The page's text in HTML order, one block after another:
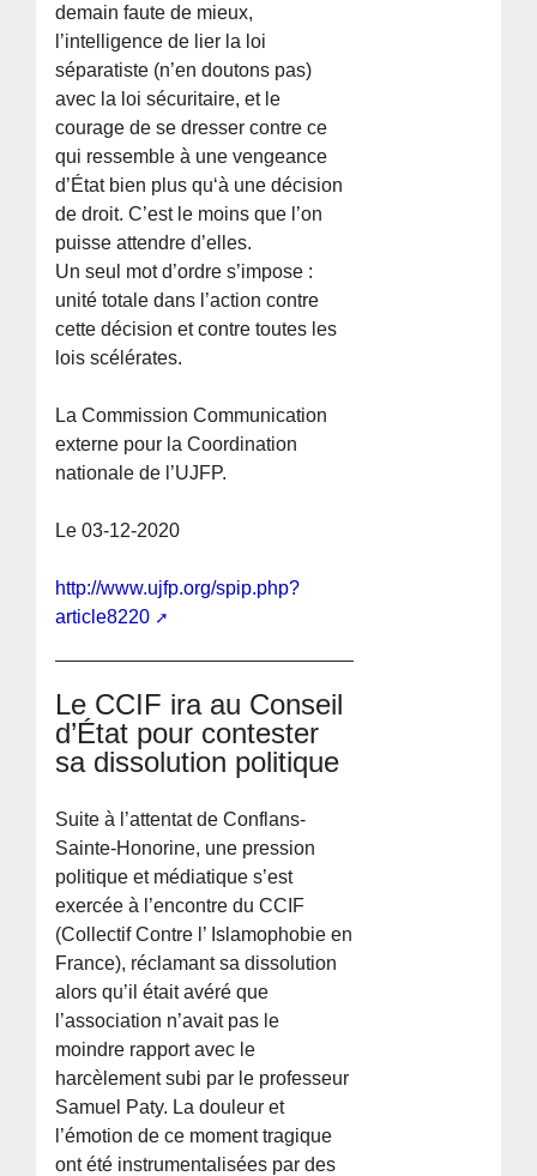
demain faute de mieux,
l’intelligence de lier la loi
séparatiste (n’en doutons pas)
avec la loi sécuritaire, et le
courage de se dresser contre ce
qui ressemble à une vengeance
d’État bien plus qu‘à une décision
de droit. C’est le moins que l’on
puisse attendre d’elles.
Un seul mot d’ordre s’impose :
unité totale dans l’action contre
cette décision et contre toutes les
lois scélérates.
La Commission Communication
externe pour la Coordination
nationale de l’UJFP.
Le 03-12-2020
http://www.ujfp.org/spip.php?
article8220
Le CCIF ira au Conseil
d’État pour contester
sa dissolution politique
Suite à l’attentat de Conflans-
Sainte-Honorine, une pression
politique et médiatique s’est
exercée à l’encontre du CCIF
(Collectif Contre l’ Islamophobie en
France), réclamant sa dissolution
alors qu’il était avéré que
l’association n’avait pas le
moindre rapport avec le
harcèlement subi par le professeur
Samuel Paty. La douleur et
l’émotion de ce moment tragique
ont été instrumentalisées par des